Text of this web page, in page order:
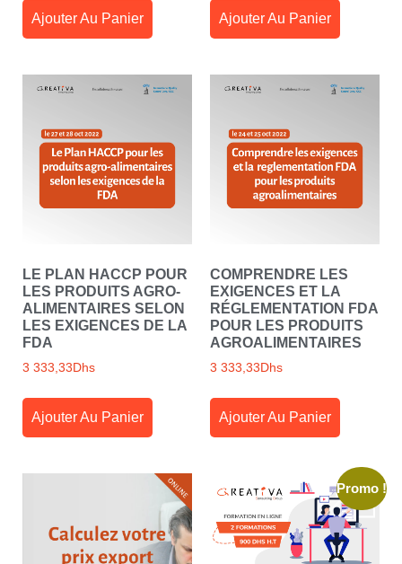
Ajouter Au Panier Ajouter Au Panier
LE PLAN HACCP POUR
LES PRODUITS AGRO-
ALIMENTAIRES SELON
LES EXIGENCES DE LA
FDA
3 333,33Dhs
Ajouter Au Panier
COMPRENDRE LES
EXIGENCES ET LA
RÉGLEMENTATION FDA
POUR LES PRODUITS
AGROALIMENTAIRES
3 333,33Dhs
Ajouter Au Panier
Promo !